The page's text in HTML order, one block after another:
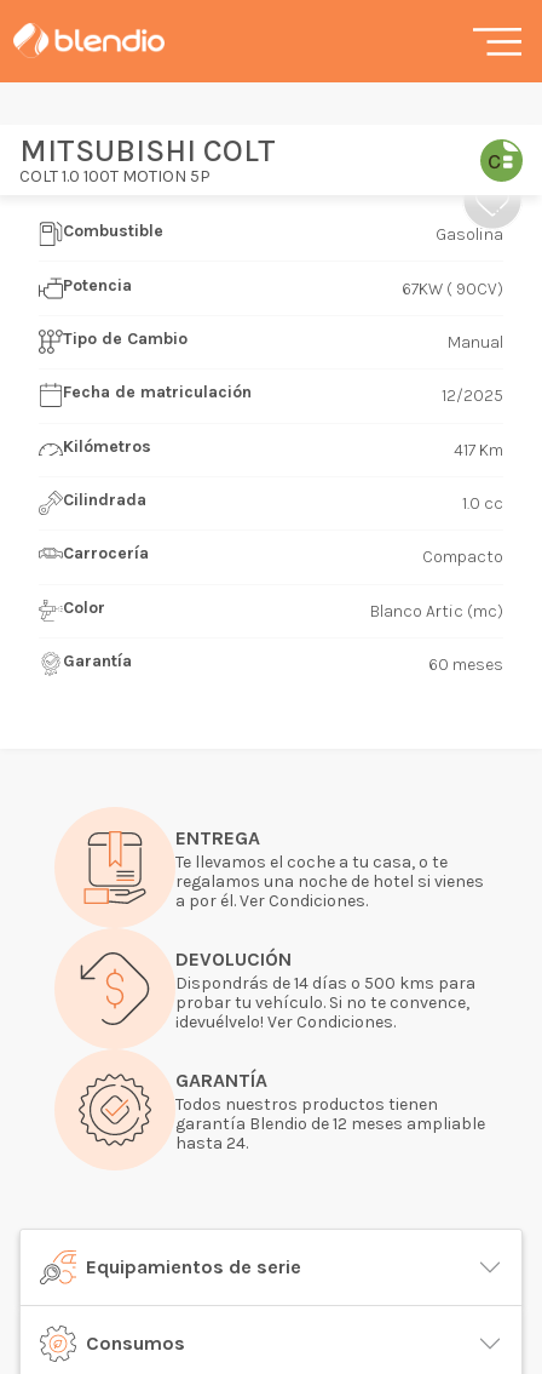
MITSUBISHI COLT
COLT 1.0 100T MOTION 5P
ENTREGA
Te llevamos el coche a tu casa, o te
regalamos una noche de hotel si vienes
a por él. Ver Condiciones.
DEVOLUCIÓN
Dispondrás de 14 días o 500 kms para
probar tu vehículo. Si no te convence,
¡devuélvelo! Ver Condiciones.
GARANTÍA
Todos nuestros productos tienen
garantía Blendio de 12 meses ampliable
hasta 24.
Equipamientos de serie
Consumos
Combustible Gasolina
Potencia 67KW ( 90CV)
Tipo de Cambio Manual
Fecha de matriculación 12/2025
Kilómetros 417 Km
Cilindrada 1.0 cc
Carrocería Compacto
Color Blanco Artic (mc)
Garantía 60 meses